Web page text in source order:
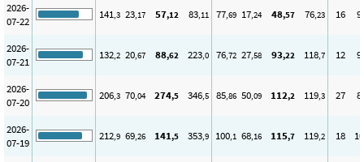
2026-
07-22
141,3 23,17 57,12 83,11 77,69 17,24 48,57 76,23 16 9
2026-
07-21
132,2 20,67 88,62 223,0 76,72 27,58 93,22 118,7 12 9
2026-
07-20
206,3 70,04 274,5 346,5 85,86 50,09 112,2 119,3 27 8
2026-
07-19
212,9 69,26 141,5 353,9 100,1 68,16 115,7 119,2 18 10